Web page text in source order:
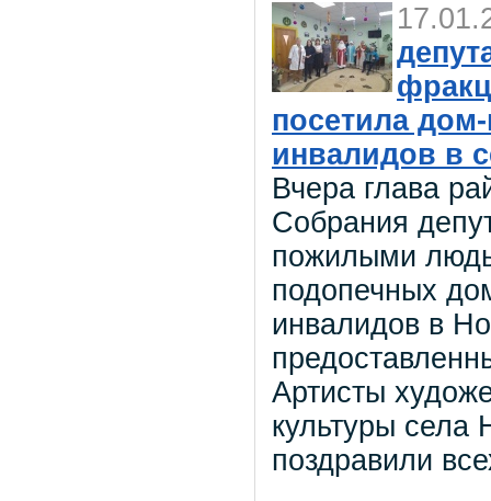
посетила
инвалидов в
Вчера глава
Собрания
пожилыми
подопечных
инвалидов в
Артисты
культуры села
поздравили